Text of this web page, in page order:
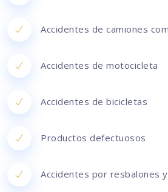
Accidentes de camiones
Accidentes de motocicleta
Accidentes de bicicletas
Productos defectuosos
Accidentes por resbalones